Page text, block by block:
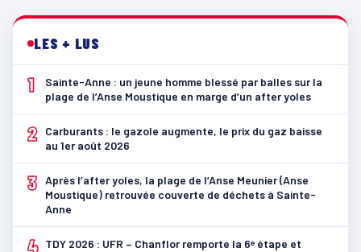
LES + LUS
1
Sainte-Anne : un jeune homme blessé par balles sur la
plage de l’Anse Moustique en marge d’un after yoles
2
Carburants : le gazole augmente, le prix du gaz baisse
au 1er août 2026
3 Après l’after yoles, la plage de l’Anse Meunier (Anse
Moustique) retrouvée couverte de déchets à Sainte-
Anne
4 TDY 2026 : UFR – Chanflor remporte la 6ᵉ étape et